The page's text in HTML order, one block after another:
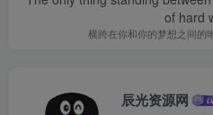
of hard
横跨在你和你的梦想之间的
辰光资源网